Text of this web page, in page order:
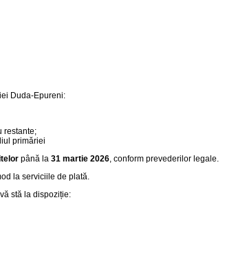
Duda-Epureni:
restante;
primăriei
până la 31 martie 2026, conform prevederilor legale.
la serviciile de plată.
stă la dispoziție: